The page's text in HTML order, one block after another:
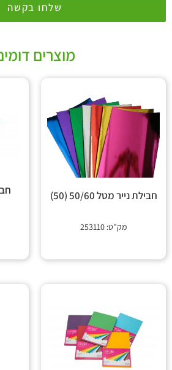
שלחו בקשה
מוצרים
חבילת נייר מטל 50/60 (50)
מק"ט: 253110